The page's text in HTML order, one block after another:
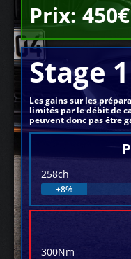
Prix: 450€
Stage
Les gains sur les
limités par le débit de
peuvent donc pas être
258ch
+8%
300Nm